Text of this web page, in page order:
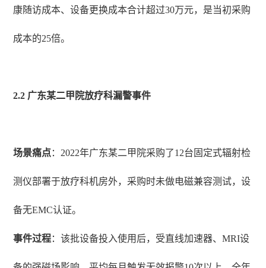
康随访成本、设备更换成本合计超过30万元，是当初采购
成本的25倍。
2.2 广东某二甲院放疗科漏警事件
场景痛点：2022年广东某二甲院采购了12台固定式辐射检
测仪部署于放疗科机房外，采购时未做电磁兼容测试，设
备无EMC认证。
事件过程：该批设备投入使用后，受直线加速器、MRI设